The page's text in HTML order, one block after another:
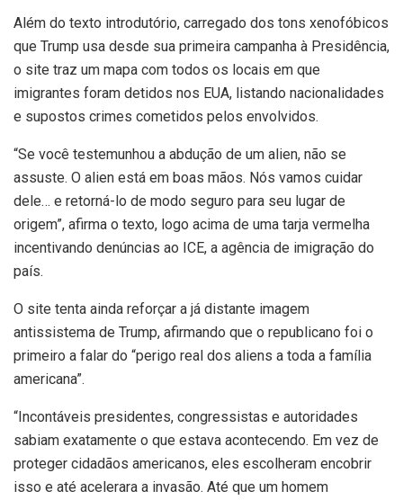
Além do texto introdutório, carregado dos tons xenofóbicos
que Trump usa desde sua primeira campanha à Presidência,
o site traz um mapa com todos os locais em que
imigrantes foram detidos nos EUA, listando nacionalidades
e supostos crimes cometidos pelos envolvidos.
“Se você testemunhou a abdução de um alien, não se
assuste. O alien está em boas mãos. Nós vamos cuidar
dele… e retorná-lo de modo seguro para seu lugar de
origem”, afirma o texto, logo acima de uma tarja vermelha
incentivando denúncias ao ICE, a agência de imigração do
país.
O site tenta ainda reforçar a já distante imagem
antissistema de Trump, afirmando que o republicano foi o
primeiro a falar do “perigo real dos aliens a toda a família
americana”.
“Incontáveis presidentes, congressistas e autoridades
sabiam exatamente o que estava acontecendo. Em vez de
proteger cidadãos americanos, eles escolheram encobrir
isso e até acelerara a invasão. Até que um homem